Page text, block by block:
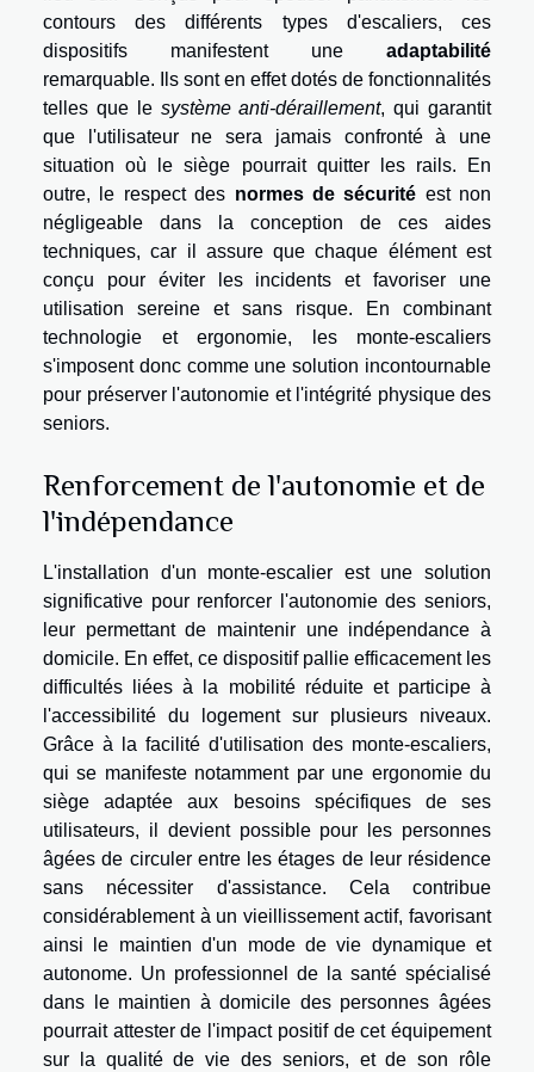
contours des différents types d'escaliers, ces
dispositifs manifestent une adaptabilité
remarquable. Ils sont en effet dotés de fonctionnalités
telles que le système anti-déraillement, qui garantit
que l'utilisateur ne sera jamais confronté à une
situation où le siège pourrait quitter les rails. En
outre, le respect des normes de sécurité est non
négligeable dans la conception de ces aides
techniques, car il assure que chaque élément est
conçu pour éviter les incidents et favoriser une
utilisation sereine et sans risque. En combinant
technologie et ergonomie, les monte-escaliers
s'imposent donc comme une solution incontournable
pour préserver l'autonomie et l'intégrité physique des
seniors.
Renforcement de l'autonomie et de
l'indépendance
L'installation d'un monte-escalier est une solution
significative pour renforcer l'autonomie des seniors,
leur permettant de maintenir une indépendance à
domicile. En effet, ce dispositif pallie efficacement les
difficultés liées à la mobilité réduite et participe à
l'accessibilité du logement sur plusieurs niveaux.
Grâce à la facilité d'utilisation des monte-escaliers,
qui se manifeste notamment par une ergonomie du
siège adaptée aux besoins spécifiques de ses
utilisateurs, il devient possible pour les personnes
âgées de circuler entre les étages de leur résidence
sans nécessiter d'assistance. Cela contribue
considérablement à un vieillissement actif, favorisant
ainsi le maintien d'un mode de vie dynamique et
autonome. Un professionnel de la santé spécialisé
dans le maintien à domicile des personnes âgées
pourrait attester de l'impact positif de cet équipement
sur la qualité de vie des seniors, et de son rôle